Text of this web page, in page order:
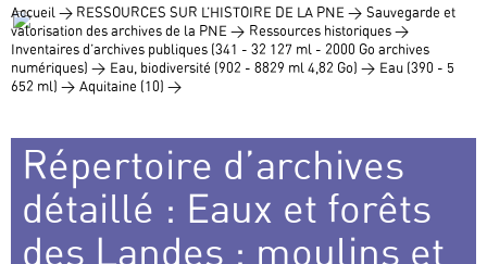
Accueil > RESSOURCES SUR L’HISTOIRE DE LA PNE > Sauvegarde et
valorisation des archives de la PNE > Ressources historiques >
Inventaires d’archives publiques (341 - 32 127 ml - 2000 Go archives
numériques) > Eau, biodiversité (902 - 8829 ml 4,82 Go) > Eau (390 - 5
652 ml) > Aquitaine (10) >
Répertoire d’archives
détaillé : Eaux et forêts
des Landes : moulins et